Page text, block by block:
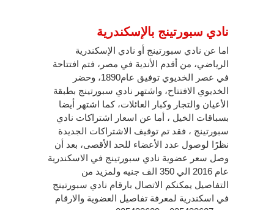
نادي سبورتينج بالإسكندرية
اما عن نادي سبورتينج أو نادي الإسكندرية
الرياضي، من أقدم الأندية في مصر، فتم افتتاحة
في عصر الخديوي توفيق عام1890، وحضر
الخديوي الافتتاح، واشتهر نادي سبورتينج بطبقة
الأعيان والتجار وكبار العائلات، كما اشتهر أيضا
بسباقات الخيل ، أما عن اسعار اشتراكات نادي
سبورتينج ، فقد تم توقيف الاشتراكات الجديدة
نظرًا لوصول عدد الأعضاء للحد الأقصى، بعد أن
وصل سعر عضوية نادي سبورتينج في الاسكندرية
عام 2016 الي 350 الف جنيه ولمزيد من
التفاصيل يمكنكم الاتصال بارقام نادي سبورتينج
في اسكندرية لمعرفة تفاصيل العضوية والارقام